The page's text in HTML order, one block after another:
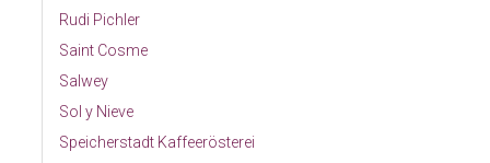
Rudi Pichler
Saint Cosme
Salwey
Sol y Nieve
Speicherstadt Kaffeerösterei